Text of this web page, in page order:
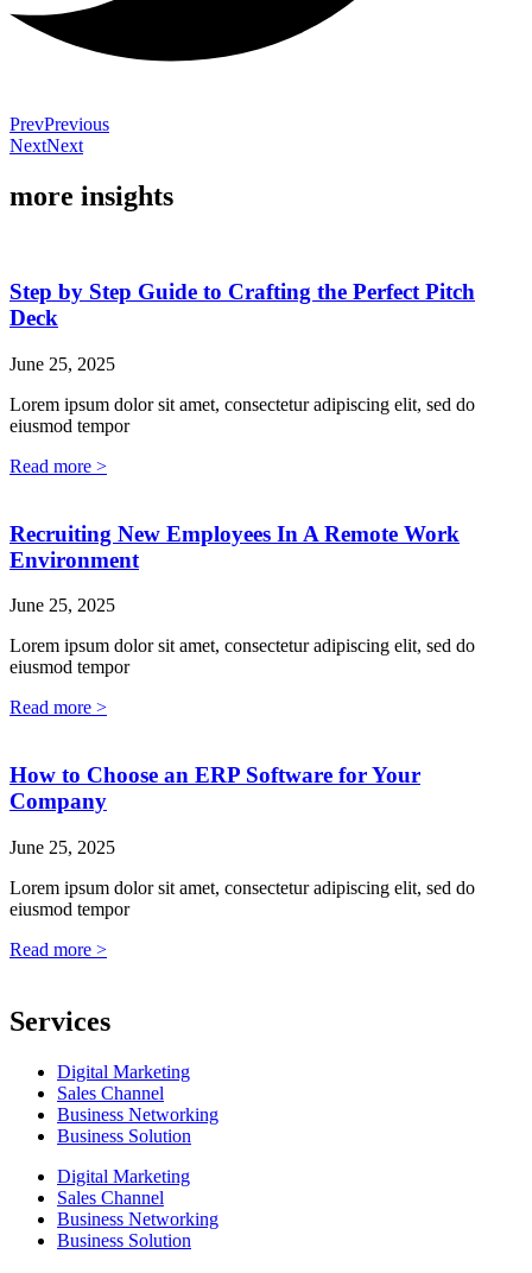
PrevPrevious
NextNext
more insights
Step by Step Guide to Crafting the Perfect Pitch
Deck
June 25, 2025
Lorem ipsum dolor sit amet, consectetur adipiscing elit, sed do
eiusmod tempor
Read more >
Recruiting New Employees In A Remote Work
Environment
June 25, 2025
Lorem ipsum dolor sit amet, consectetur adipiscing elit, sed do
eiusmod tempor
Read more >
How to Choose an ERP Software for Your
Company
June 25, 2025
Lorem ipsum dolor sit amet, consectetur adipiscing elit, sed do
eiusmod tempor
Read more >
Services
Digital Marketing
Sales Channel
Business Networking
Business Solution
Digital Marketing
Sales Channel
Business Networking
Business Solution